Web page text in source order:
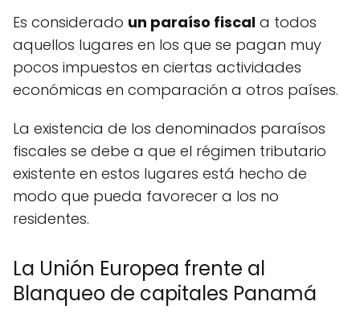
Es considerado un paraíso fiscal a todos
aquellos lugares en los que se pagan muy
pocos impuestos en ciertas actividades
económicas en comparación a otros países.
La existencia de los denominados paraísos
fiscales se debe a que el régimen tributario
existente en estos lugares está hecho de
modo que pueda favorecer a los no
residentes.
La Unión Europea frente al
Blanqueo de capitales Panamá